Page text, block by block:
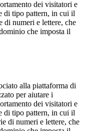
dei visitatori e
di tipo pattern, in cui il
di numeri e lettere, che
che imposta il
alla piattaforma di
per aiutare i
dei visitatori e
di tipo pattern, in cui il
di numeri e lettere, che